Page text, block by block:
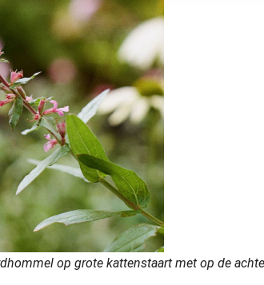
op grote kattenstaart met op de